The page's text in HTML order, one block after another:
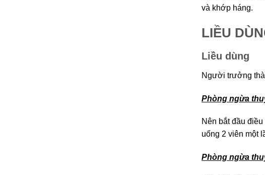
và khớp háng.
LIỀU
Liều dùng
Người trưởng
Phòng ngừa
Nên bắt đầu
uống 2 viên một
Phòng ngừa